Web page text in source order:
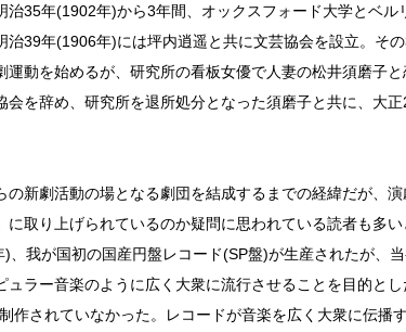
治35年(1902年)から3年間、オックスフォード大学とベル
治39年(1906年)には坪内逍遥と共に文芸協会を設立。そ
運動を始めるが、研究所の看板女優で人妻の松井須磨子
会を辞め、研究所を退所処分となった須磨子と共に、大
の新劇活動の場となる劇団を結成するまでの経緯だが、
に取り上げられているのか疑問に思われている読者も多
、我が国初の国産円盤レコード(SP盤)が生産されたが、
ュラー音楽のように広く大衆に流行させることを目的と
作されていなかった。レコードが音楽を広く大衆に伝播